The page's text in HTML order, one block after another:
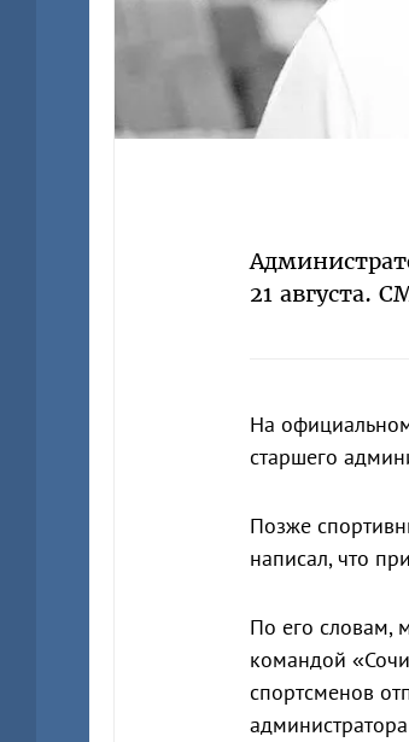
21 августа.
На
старшего
Позже
написал, что
По его словам,
командой
спортсменов